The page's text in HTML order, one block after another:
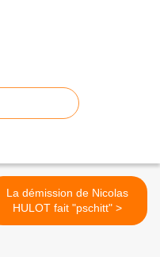
La démission de Nicolas
HULOT fait "pschitt" >